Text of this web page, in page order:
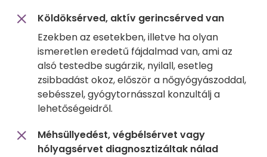
Köldöksérved, aktív gerincsérved van
Ezekben az esetekben, illetve ha olyan
ismeretlen eredetű fájdalmad van, ami az
alsó testedbe sugárzik, nyilall, esetleg
zsibbadást okoz, először a nőgyógyászoddal,
sebésszel, gyógytornásszal konzultálj a
lehetőségeidről.
Méhsüllyedést, végbélsérvet vagy
hólyagsérvet diagnosztizáltak nálad